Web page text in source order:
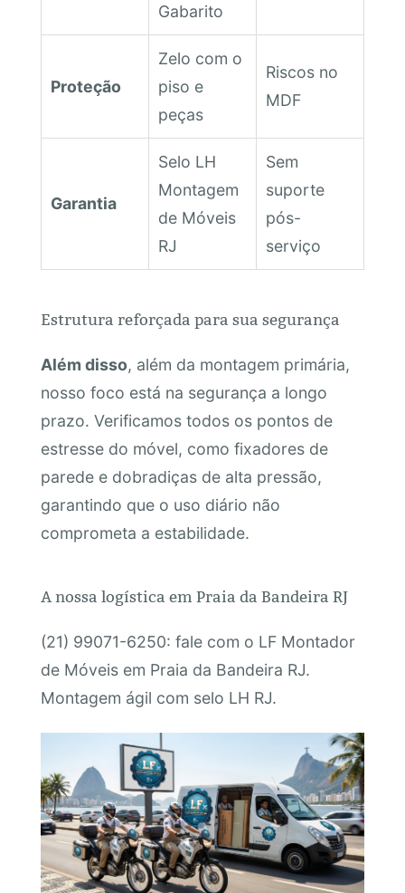
Gabarito
Proteção
Zelo com o
piso e
peças
Riscos no
MDF
Garantia
Selo LH
Montagem
de Móveis
RJ
Sem
suporte
pós-
serviço
Estrutura reforçada para sua segurança
Além disso, além da montagem primária,
nosso foco está na segurança a longo
prazo. Verificamos todos os pontos de
estresse do móvel, como fixadores de
parede e dobradiças de alta pressão,
garantindo que o uso diário não
comprometa a estabilidade.
A nossa logística em Praia da Bandeira RJ
(21) 99071-6250: fale com o LF Montador
de Móveis em Praia da Bandeira RJ.
Montagem ágil com selo LH RJ.